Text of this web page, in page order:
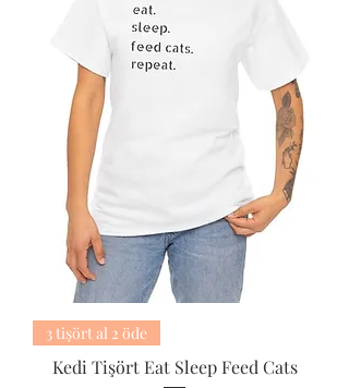
3 tişört al 2 öde
Kedi Tişört Eat Sleep Feed Cats